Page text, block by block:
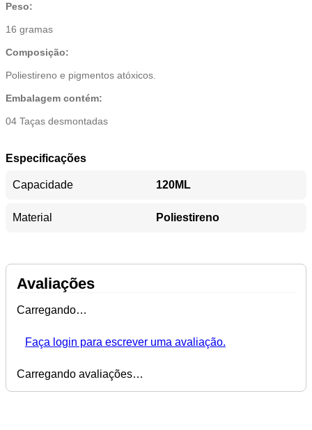
Peso:
16 gramas
Composição:
Poliestireno e pigmentos atóxicos.
Embalagem contém:
04 Taças desmontadas
Especificações
Capacidade 120ML
Material Poliestireno
Avaliações
Carregando…
Faça login para escrever uma avaliação.
Carregando avaliações…